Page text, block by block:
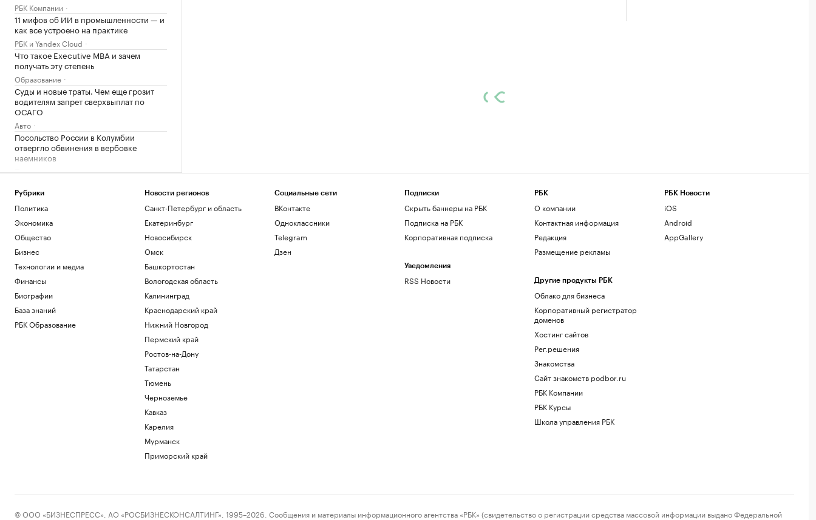
РБК Компании
11 мифов об ИИ в промышленности — и
как все устроено на практике
РБК и Yandex Cloud
Что такое Executive MBA и зачем
получать эту степень
Образование
Суды и новые траты. Чем еще грозит
водителям запрет сверхвыплат по
ОСАГО
Авто
Посольство России в Колумбии
отвергло обвинения в вербовке
наемников
Политика
Озон Банка
Политика
Месси оформил дубль в первом матче в
старте после ЧМ
Спорт
Китайский юань обеспечил более трети
расчетов клиентов А7
Отрасли
тыс. Что произошло на крипторынке
Крипто
Не яблоко, а предсказуемость: как
технологии меняют рынок Fresh Food
Рубрики
Политика
Экономика
Общество
Бизнес
Технологии и медиа
Финансы
Биографии
База знаний
РБК Образование
Новости регионов
Санкт-Петербург и область
Екатеринбург
Новосибирск
Омск
Башкортостан
Вологодская область
Калининград
Краснодарский край
Нижний Новгород
Пермский край
Ростов-на-Дону
Татарстан
Тюмень
Черноземье
Кавказ
Карелия
Мурманск
Приморский край
Социальные сети
ВКонтакте
Одноклассники
Telegram
Дзен
Подписки
Скрыть баннеры на РБК
Подписка на РБК
Корпоративная подписка
Уведомления
RSS Новости
РБК
О компании
Контактная информация
Редакция
Размещение рекламы
Другие продукты РБК
Облако для бизнеса
Корпоративный регистратор
доменов
Хостинг сайтов
Рег.решения
Знакомства
Сайт знакомств podbor.ru
РБК Компании
РБК Курсы
Школа управления РБК
РБК Новости
iOS
Android
AppGallery
© ООО «БИЗНЕСПРЕСС», АО «РОСБИЗНЕСКОНСАЛТИНГ», 1995–2026. Сообщения и материалы информационного агентства «РБК» (свидетельство о регистрации средства массовой информации выдано Федеральной